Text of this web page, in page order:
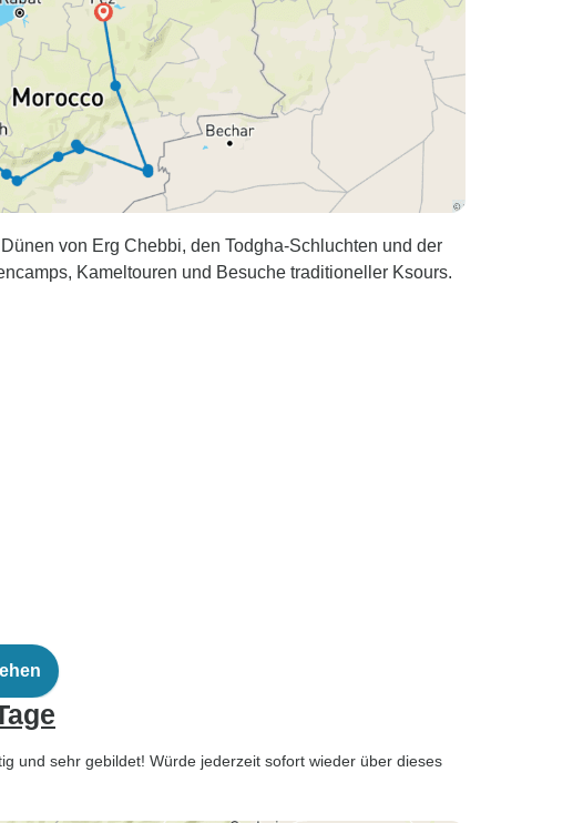
von Erg Chebbi, den Todgha-Schluchten und der
Kameltouren und Besuche traditioneller Ksours.
und sehr gebildet! Würde jederzeit sofort wieder über dieses